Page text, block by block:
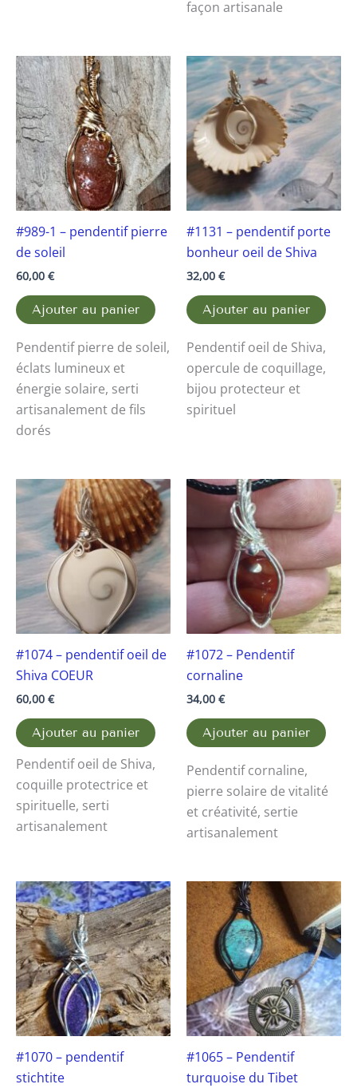
façon artisanale
#989-1 – pendentif pierre
de soleil
60,00 €
Ajouter au panier
Pendentif pierre de soleil,
éclats lumineux et
énergie solaire, serti
artisanalement de fils
dorés
#1131 – pendentif porte
bonheur oeil de Shiva
32,00 €
Ajouter au panier
Pendentif oeil de Shiva,
opercule de coquillage,
bijou protecteur et
spirituel
#1074 – pendentif oeil de
Shiva COEUR
60,00 €
Ajouter au panier
Pendentif oeil de Shiva,
coquille protectrice et
spirituelle, serti
artisanalement
#1072 – Pendentif
cornaline
34,00 €
Ajouter au panier
Pendentif cornaline,
pierre solaire de vitalité
et créativité, sertie
artisanalement
#1070 – pendentif
stichtite
#1065 – Pendentif
turquoise du Tibet